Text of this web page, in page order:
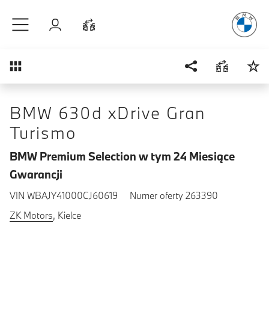
Zaloguj się
Przegląd
BMW 630d xDrive Gran
Turismo
BMW Premium Selection w tym 24 Miesiące
Gwarancji
VIN WBAJY41000CJ60619
Numer oferty 263390
ZK Motors, Kielce